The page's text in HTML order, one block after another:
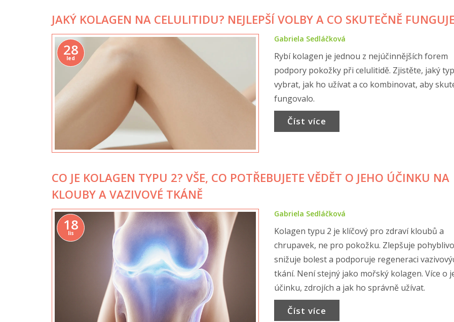
JAKÝ KOLAGEN NA CELULITIDU? NEJLEPŠÍ VOLBY A CO SKUTEČNĚ FUNGUJE
28
led
Gabriela Sedláčková
Rybí kolagen je jednou z nejúčinnějších forem
podpory pokožky při celulitidě. Zjistěte, jaký typ
vybrat, jak ho užívat a co kombinovat, aby
fungovalo.
Číst více
CO JE KOLAGEN TYPU 2? VŠE, CO POTŘEBUJETE VĚDĚT O JEHO ÚČINKU NA
KLOUBY A VAZIVOVÉ TKÁNĚ
18
lis
Gabriela Sedláčková
Kolagen typu 2 je klíčový pro zdraví kloubů a
chrupavek, ne pro pokožku. Zlepšuje
snižuje bolest a podporuje regeneraci
tkání. Není stejný jako mořský kolagen. Více o
účinku, zdrojích a jak ho správně užívat.
Číst více